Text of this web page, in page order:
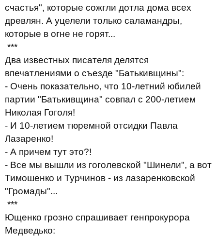
счастья", которые сожгли дотла дома всех
древлян. А уцелели только саламандры,
которые в огне не горят...
***
Два известных писателя делятся
впечатлениями о съезде "Батькивщины":
- Очень показательно, что 10-летний юбилей
партии "Батькивщина" совпал с 200-летием
Николая Гоголя!
- И 10-летием тюремной отсидки Павла
Лазаренко!
- А причем тут это?!
- Все мы вышли из гоголевской "Шинели", а вот
Тимошенко и Турчинов - из лазаренковской
"Громады"...
***
Ющенко грозно спрашивает генпрокурора
Медведько: